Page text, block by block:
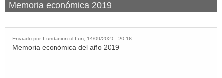
Memoria económica 2019
Enviado por Fundacion el Lun, 14/09/2020 - 20:16
Memoria económica del año 2019